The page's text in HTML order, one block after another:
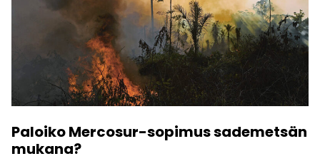
Paloiko Mercosur-sopimus sademetsän
mukana?